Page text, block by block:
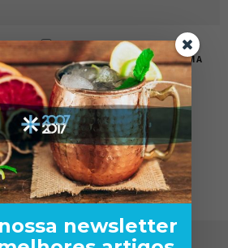
NAVEGADOR PARA A PRÓXIMA
newsletter